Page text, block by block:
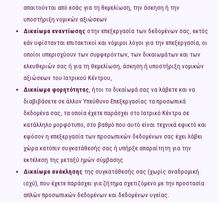
απαιτούνται από εσάς για τη θεμελίωση, την άσκηση ή την
υποστήριξη νομικών αξιώσεων
Δικαίωμα εναντίωσης στην επεξεργασία των δεδομένων σας, εκτός
εάν υφίστανται επιτακτικοί και νόμιμοι λόγοι για την επεξεργασία, οι
οποίοι υπερισχύουν των συμφερόντων, των δικαιωμάτων και των
ελευθεριών σας ή για τη θεμελίωση, άσκηση ή υποστήριξη νομικών
αξιώσεων του Ιατρικού Κέντρου,
Δικαίωμα φορητότητας , ήτοι το δικαίωμά σας να λάβετε και να
διαβιβάσετε σε άλλον Υπεύθυνο Επεξεργασίας τα προσωπικά
δεδομένα σας, τα οποία έχετε παράσχει στο Ιατρικό Κέντρο σε
κατάλληλο μορφότυπο, στο βαθμό που αυτό είναι τεχνικά εφικτό και
εφόσον η επεξεργασία των προσωπικών δεδομένων σας έχει λάβει
χώρα κατόπιν συγκατάθεσής σας ή υπήρξε απαραίτητη για την
εκτέλεση της μεταξύ ημών σύμβασης
Δικαίωμα ανάκλησης της συγκατάθεσής σας (χωρίς αναδρομική
ισχύ), που έχετε παράσχει για ζήτημα σχετιζόμενο με την προστασία
απλών προσωπικών δεδομένων και δεδομένων υγείας.